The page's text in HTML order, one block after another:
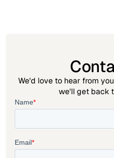
We'd love to hear from
we'll get back